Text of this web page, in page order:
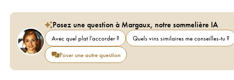
Posez une question à Margaux, notre sommelière IA
Avec quel plat l'accorder ? Quels vins similaires me conseilles-tu ?
Poser une autre question